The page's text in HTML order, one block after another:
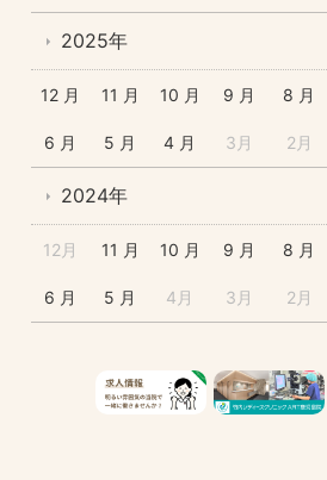
2025年
12 月 11 月 10 月 9 月 8 月
6 月 5 月 4 月 3月 2月
2024年
12月 11 月 10 月 9 月 8 月
6 月 5 月 4月 3月 2月